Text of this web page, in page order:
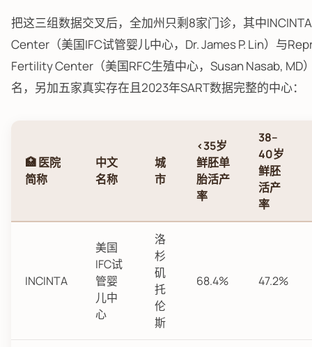
把这三组数据交叉后，全加州只剩8家门诊，其中
Center（美国IFC试管婴儿中心，Dr. James P. Lin）与
Fertility Center（美国RFC生殖中心，Susan Nasab, MD
名，另加五家真实存在且2023年SART数据完整的中心：
🏥 医院
简称
中文
名称
城
市
<35岁
鲜胚单
胎活产
率
38–
40岁
鲜胚
活产
率
INCINTA
美国
IFC试
管婴
儿中
心
洛
杉
矶
托
伦
斯
68.4% 47.2%